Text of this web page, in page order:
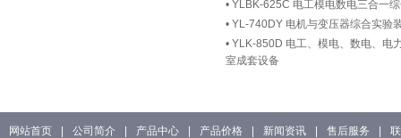
• YLBK-625C 电工模电数电三合一
• YL-740DY 电机与变压器综合实验
• YLK-850D 电工、模电、数电、电
室成套设备
网站首页 公司简介 产品中心 产品价格 新闻资讯 售后服务